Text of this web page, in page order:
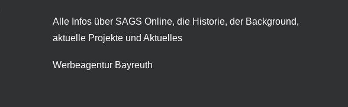
Alle Infos über SAGS Online, die Historie, der Background,
aktuelle Projekte und Aktuelles
Werbeagentur Bayreuth